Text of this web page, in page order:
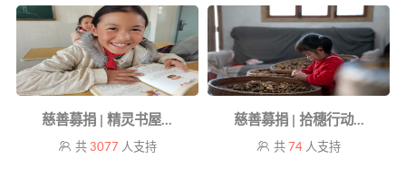
慈善募捐 | 精灵书屋...
共 3077 人支持
慈善募捐 | 拾穗行动...
共 74 人支持